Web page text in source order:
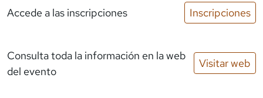
Accede a las inscripciones Inscripciones
Consulta toda la información en la web
del evento
Visitar web